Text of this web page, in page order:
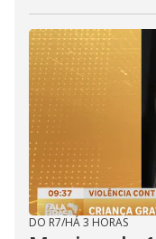
DO R7/HÁ 3 HORAS